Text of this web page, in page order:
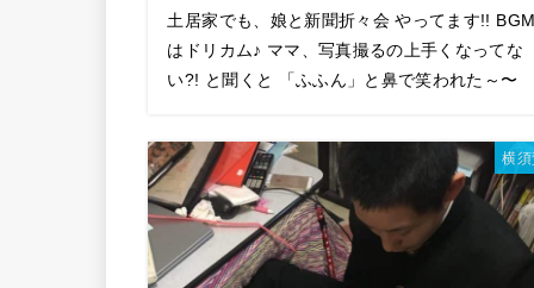
土居家でも、娘と新聞折々会 やってます!!
はドリカム♪ ママ、写真撮るの上手くなってな
い?! と聞くと 「ふふん」と鼻で笑われた～〜
横